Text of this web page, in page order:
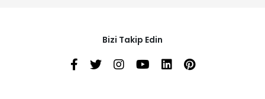
Bizi Takip Edin